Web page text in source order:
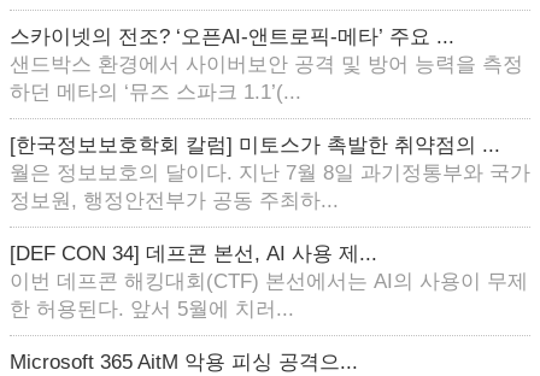
스카이넷의 전조? ‘오픈AI-앤트로픽-메타’ 주요 ...
샌드박스 환경에서 사이버보안 공격 및 방어 능력을 측정
하던 메타의 ‘뮤즈 스파크 1.1’(...
[한국정보보호학회 칼럼] 미토스가 촉발한 취약점의 ...
월은 정보보호의 달이다. 지난 7월 8일 과기정통부와 국가
정보원, 행정안전부가 공동 주최하...
[DEF CON 34] 데프콘 본선, AI 사용 제...
이번 데프콘 해킹대회(CTF) 본선에서는 AI의 사용이 무제
한 허용된다. 앞서 5월에 치러...
Microsoft 365 AitM 악용 피싱 공격으...